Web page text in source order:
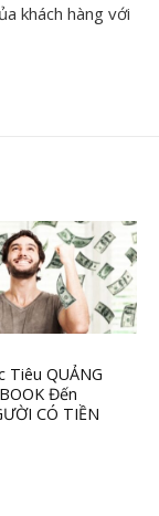
khách hàng với
Tiêu QUẢNG
Đến
CÓ TIỀN